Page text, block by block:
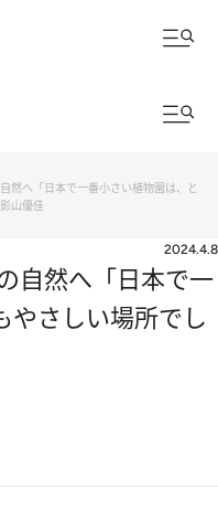
然へ「日本で一番小さい植物園は、と
山優佳
2024.4.8
自然へ「日本で一
やさしい場所でし